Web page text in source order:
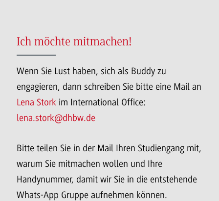
Ich möchte mitmachen!
Wenn Sie Lust haben, sich als Buddy zu
engagieren, dann schreiben Sie bitte eine Mail an
Lena Stork im International Office:
lena.stork@dhbw.de
Bitte teilen Sie in der Mail Ihren Studiengang mit,
warum Sie mitmachen wollen und Ihre
Handynummer, damit wir Sie in die entstehende
Whats-App Gruppe aufnehmen können.